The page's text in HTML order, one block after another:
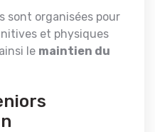
sont organisées pour
et physiques
le maintien du